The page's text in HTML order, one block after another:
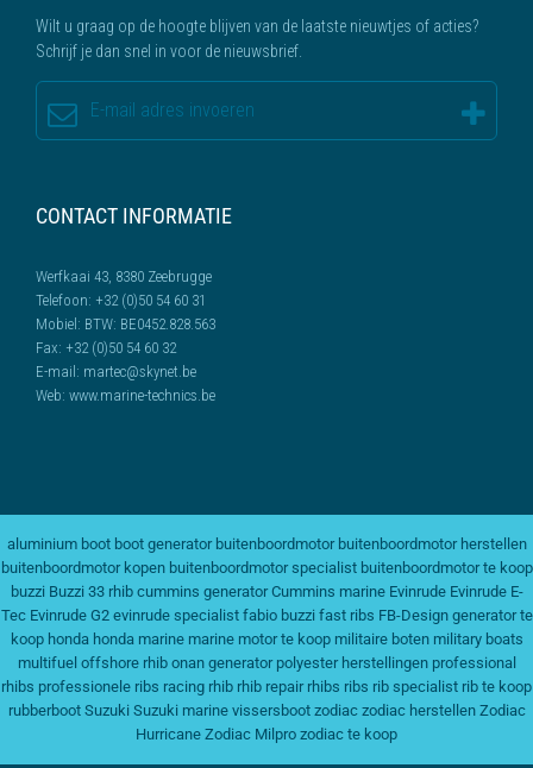
Wilt u graag op de hoogte blijven van de laatste nieuwtjes of acties?
Schrijf je dan snel in voor de nieuwsbrief.
CONTACT INFORMATIE
Werfkaai 43, 8380 Zeebrugge
Telefoon: +32 (0)50 54 60 31
Mobiel: BTW: BE0452.828.563
Fax: +32 (0)50 54 60 32
E-mail: martec@skynet.be
Web: www.marine-technics.be
aluminium boot boot generator buitenboordmotor buitenboordmotor herstellen
buitenboordmotor kopen buitenboordmotor specialist buitenboordmotor te koop
buzzi Buzzi 33 rhib cummins generator Cummins marine Evinrude Evinrude E-
Tec Evinrude G2 evinrude specialist fabio buzzi fast ribs FB-Design generator te
koop honda honda marine marine motor te koop militaire boten military boats
multifuel offshore rhib onan generator polyester herstellingen professional
rhibs professionele ribs racing rhib rhib repair rhibs ribs rib specialist rib te koop
rubberboot Suzuki Suzuki marine vissersboot zodiac zodiac herstellen Zodiac
Hurricane Zodiac Milpro zodiac te koop